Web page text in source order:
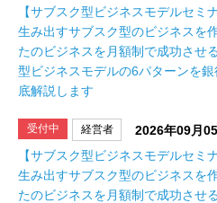
【サブスク型ビジネスモデルセミ
生み出すサブスク型のビジネスを
たのビジネスを月額制で成功させ
型ビジネスモデルの6パターンを
底解説します
受付中 経営者
2026年09月
【サブスク型ビジネスモデルセミ
生み出すサブスク型のビジネスを
たのビジネスを月額制で成功させ